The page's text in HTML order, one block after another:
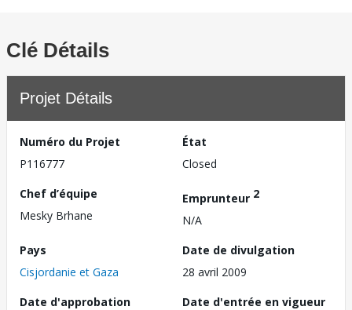
Clé Détails
Projet Détails
Numéro du Projet
P116777
État
Closed
Chef d’équipe
Mesky Brhane
Emprunteur 2
N/A
Pays
Cisjordanie et Gaza
Date de divulgation
28 avril 2009
Date d'approbation
Date d'entrée en vigueur